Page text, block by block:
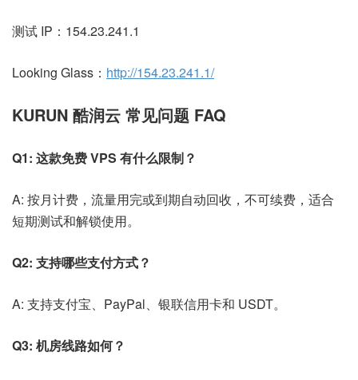
测试 IP：154.23.241.1
Looking Glass： http://154.23.241.1/
KURUN 酷润云 常见问题 FAQ
Q1: 这款免费 VPS 有什么限制？
A: 按月计费，流量用完或到期自动回收，不可续费，适合
短期测试和解锁使用。
Q2: 支持哪些支付方式？
A: 支持支付宝、PayPal、银联信用卡和 USDT。
Q3: 机房线路如何？